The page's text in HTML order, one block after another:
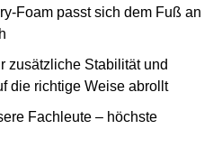
Foam passt sich dem Fuß an
zusätzliche Stabilität und
die richtige Weise abrollt
Fachleute – höchste